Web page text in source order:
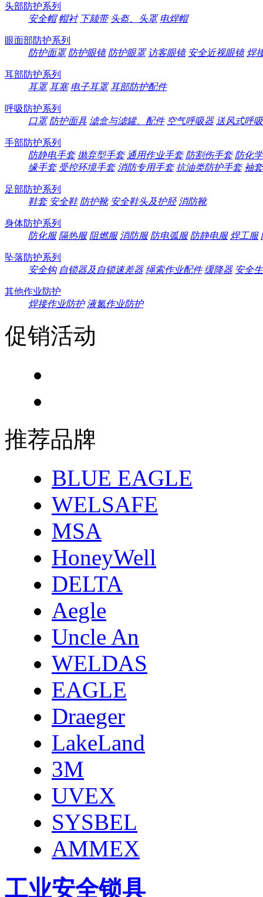
头部防护系列
安全帽 帽衬 下颏带 头盔、头罩 电焊帽
眼面部防护系列
防护面罩 防护眼镜 防护眼罩 访客眼镜 安全近视眼镜 焊
耳部防护系列
耳罩 耳塞 电子耳罩 耳部防护配件
呼吸防护系列
口罩 防护面具 滤盒与滤罐、配件 空气呼吸器 送风式呼
手部防护系列
防静电手套 抛弃型手套 通用作业手套 防割伤手套 防化
缘手套 受控环境手套 消防专用手套 抗油类防护手套 袖套
足部防护系列
鞋套 安全鞋 防护靴 安全鞋头及护胫 消防靴
身体防护系列
防化服 隔热服 阻燃服 消防服 防电弧服 防静电服 焊工服
坠落防护系列
安全钩 自锁器及自锁速差器 绳索作业配件 缓降器 安全
其他作业防护
焊接作业防护 液氮作业防护
促销活动
推荐品牌
BLUE EAGLE
WELSAFE
MSA
HoneyWell
DELTA
Aegle
Uncle An
WELDAS
EAGLE
Draeger
LakeLand
3M
UVEX
SYSBEL
AMMEX
工业安全锁具